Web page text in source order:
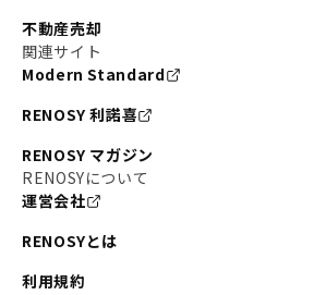
不動産売却
関連サイト
Modern Standard
RENOSY 利諾喜
RENOSY マガジン
RENOSYについて
運営会社
RENOSYとは
利用規約